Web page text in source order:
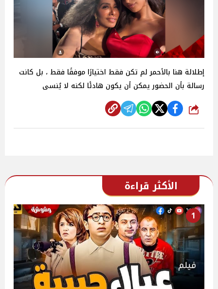
إطلالة هنا بالأحمر لم تكن فقط اختيارًا موفقًا فقط ، بل كانت
رسالة بأن الحضور يمكن أن يكون هادئًا لكنه لا يُنسى
شارك
الأكثر قراءة
1